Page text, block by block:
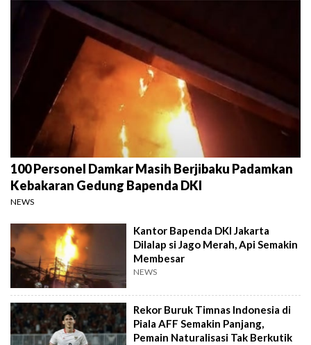
100 Personel Damkar Masih Berjibaku Padamkan
Kebakaran Gedung Bapenda DKI
NEWS
Kantor Bapenda DKI Jakarta
Dilalap si Jago Merah, Api Semakin
Membesar
NEWS
Rekor Buruk Timnas Indonesia di
Piala AFF Semakin Panjang,
Pemain Naturalisasi Tak Berkutik